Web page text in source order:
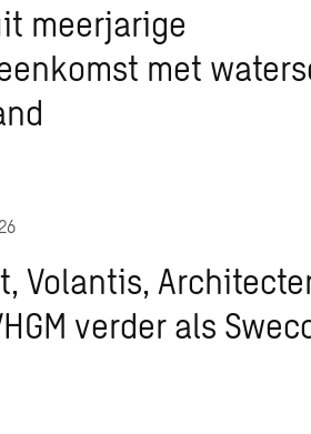
meerjarige
met
Volantis,
verder als